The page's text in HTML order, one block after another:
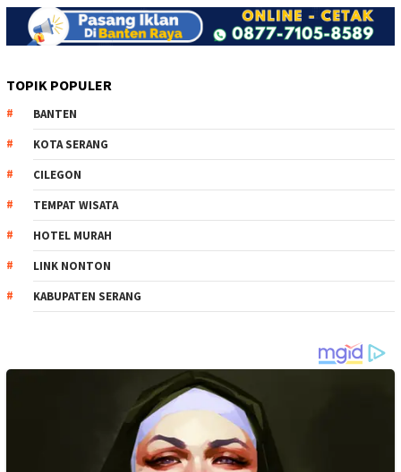
TOPIK POPULER
BANTEN
KOTA SERANG
CILEGON
TEMPAT WISATA
HOTEL MURAH
LINK NONTON
KABUPATEN SERANG